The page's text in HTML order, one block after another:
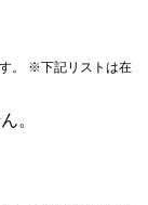
。 ※下記リストは在
。